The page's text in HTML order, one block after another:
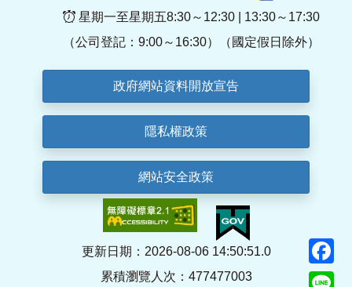
星期一至星期五8:30～12:30 | 13:30～17:30
（公司登記：9:00～16:30）（國定假日除外）
政府網站資料開放宣告
隱私權政策
網站安全政策
更新日期：2026-08-06 14:50:51.0
累積瀏覽人次：477477003